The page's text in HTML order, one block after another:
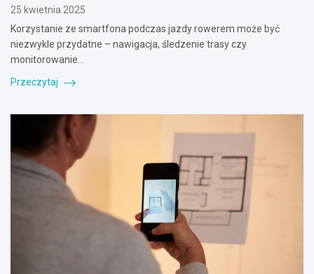
25 kwietnia 2025
Korzystanie ze smartfona podczas jazdy rowerem może być
niezwykle przydatne – nawigacja, śledzenie trasy czy
monitorowanie…
Przeczytaj